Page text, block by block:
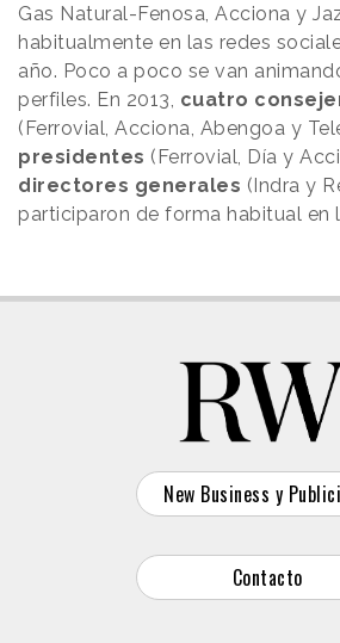
Gas Natural-Fenosa, Acciona y
habitualmente en las redes
año. Poco a poco se van
perfiles. En 2013, cuatro
(Ferrovial, Acciona, Abengoa y
presidentes (Ferrovial, Día y
directores generales (Indra y
participaron de forma habitual en
New Business y
Contacto